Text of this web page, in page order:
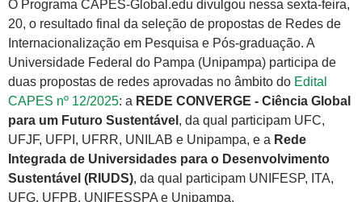
O Programa CAPES-Global.edu divulgou nessa sexta-feira,
20, o resultado final da seleção de propostas de Redes de
Internacionalização em Pesquisa e Pós-graduação. A
Universidade Federal do Pampa (Unipampa) participa de
duas propostas de redes aprovadas no âmbito do Edital
CAPES nº 12/2025: a REDE CONVERGE - Ciência Global
para um Futuro Sustentável , da qual participam UFC,
UFJF, UFPI, UFRR, UNILAB e Unipampa, e a Rede
Integrada de Universidades para o Desenvolvimento
Sustentável (RIUDS), da qual participam UNIFESP, ITA,
UFG, UFPB, UNIFESSPA e Unipampa.